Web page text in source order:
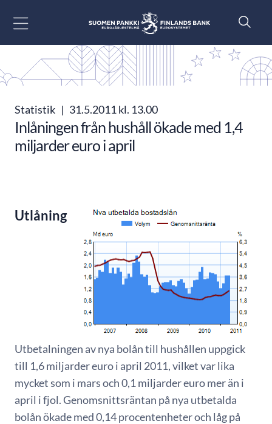
Statistik | 31.5.2011 kl. 13.00
Inlåningen från hushåll ökade med 1,4
miljarder euro i april
Utlåning
Utbetalningen av nya bolån till hushållen uppgick
till 1,6 miljarder euro i april 2011, vilket var lika
mycket som i mars och 0,1 miljarder euro mer än i
april i fjol. Genomsnittsräntan på nya utbetalda
bolån ökade med 0,14 procentenheter och låg på